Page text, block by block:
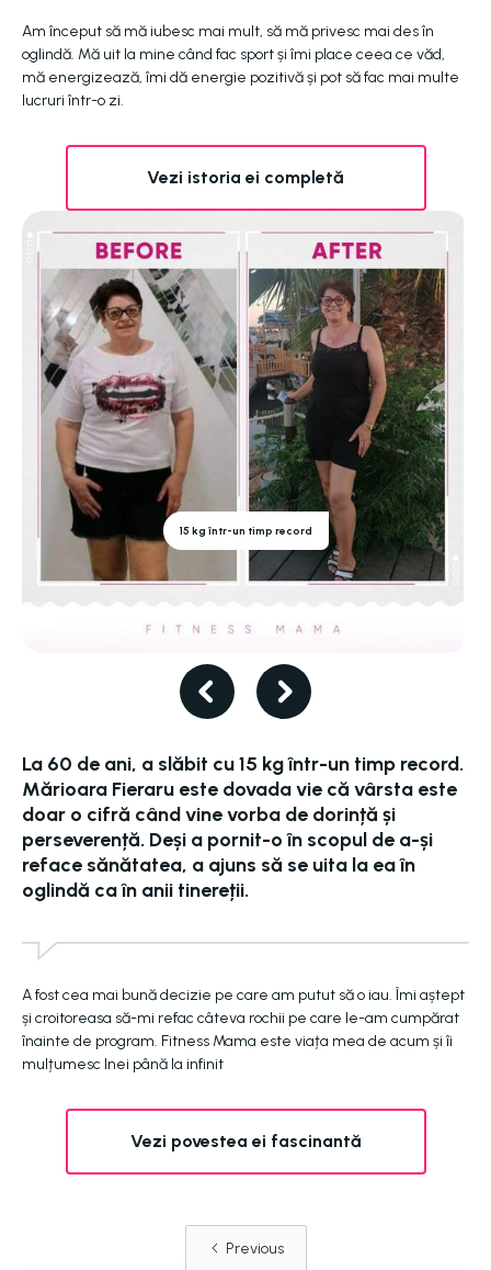
Am început să mă iubesc mai mult, să mă privesc mai des în
oglindă. Mă uit la mine când fac sport și îmi place ceea ce văd,
mă energizează, îmi dă energie pozitivă și pot să fac mai multe
lucruri într-o zi.
Vezi istoria ei completă
15 kg într-un timp record
La 60 de ani, a slăbit cu 15 kg într-un timp record.
Mărioara Fieraru este dovada vie că vârsta este
doar o cifră când vine vorba de dorință și
perseverență. Deși a pornit-o în scopul de a-și
reface sănătatea, a ajuns să se uita la ea în
oglindă ca în anii tinereții.
A fost cea mai bună decizie pe care am putut să o iau. Îmi aștept
și croitoreasa să-mi refac câteva rochii pe care le-am cumpărat
înainte de program. Fitness Mama este viața mea de acum și îi
mulțumesc Inei până la infinit
Vezi povestea ei fascinantă
Previous